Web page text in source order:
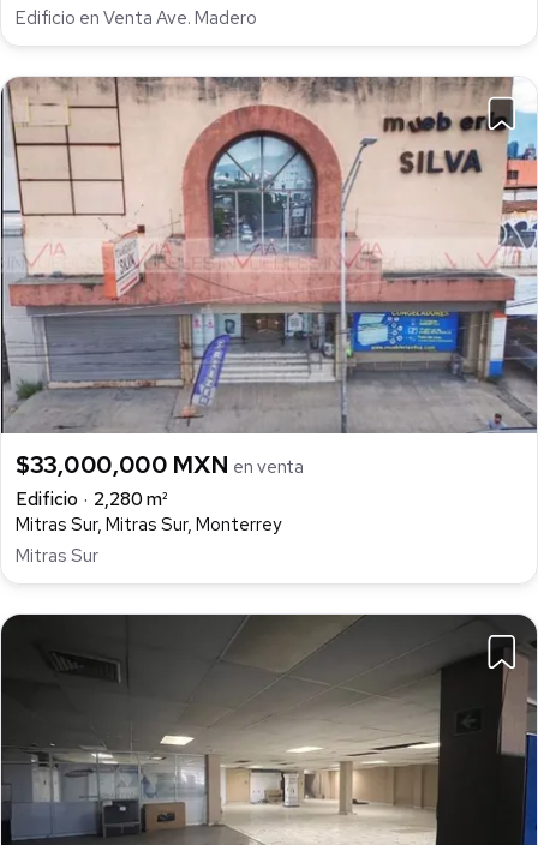
Edificio en Venta Ave. Madero
$33,000,000 MXN en venta
Edificio
2,280 m²
Mitras Sur, Mitras Sur, Monterrey
Mitras Sur